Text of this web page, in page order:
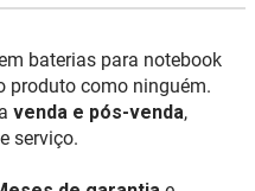
baterias para notebook
produto como ninguém.
venda e pós-venda,
serviço.